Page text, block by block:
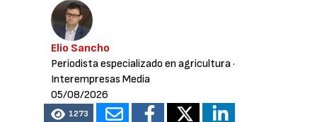
Elio Sancho
Periodista especializado en agricultura·
Interempresas Media
05/08/2026
1273